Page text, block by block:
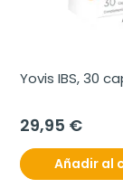
Yovis IBS, 30
29,95 €
Añadir al